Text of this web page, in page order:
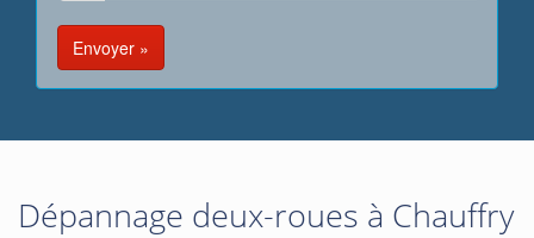
Envoyer »
Dépannage deux-roues à Chauffry